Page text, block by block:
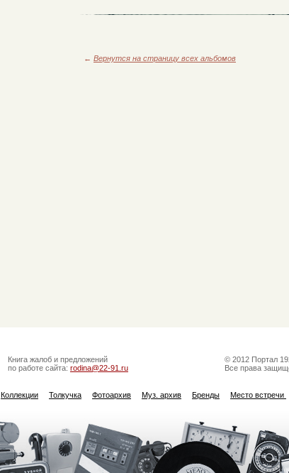
← Вернутся на страницу всех альбомов
Книга жалоб и предложений
по работе сайта: rodina@22-91.ru
© 2012 Портал
Все права
Коллекции Толкучка Фотоархив Муз. архив Бренды Место встречи